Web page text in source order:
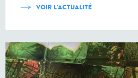
VOIR L'ACTUALITÉ